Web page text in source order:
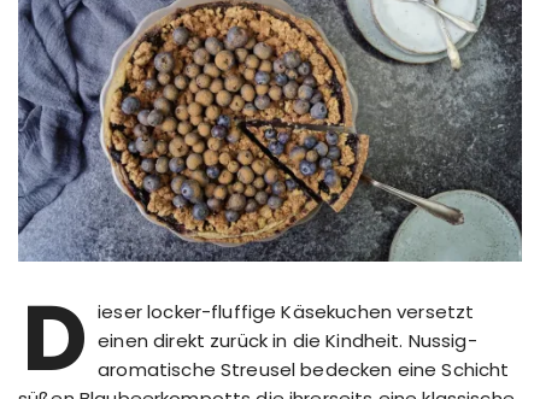
D ieser locker-fluffige Käsekuchen versetzt
einen direkt zurück in die Kindheit. Nussig-
aromatische Streusel bedecken eine Schicht